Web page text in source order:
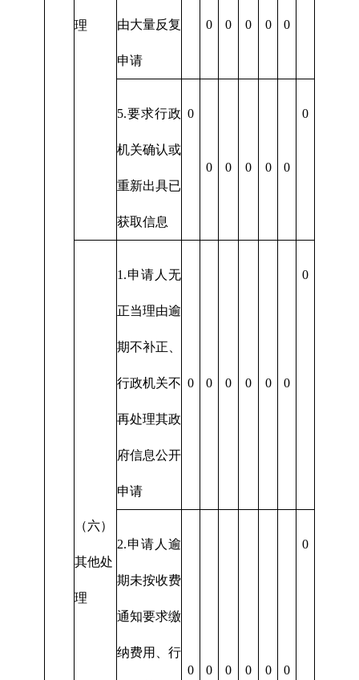
理 由大量反复
申请
0 0 0 0 0
5.要求行政
机关确认或
重新出具已
获取信息
0
0 0 0 0 0
0
（六）
其他处
理
1.申请人无
正当理由逾
期不补正、
行政机关不
再处理其政
府信息公开
申请
0 0 0 0 0 0
0
2.申请人逾
期未按收费
通知要求缴
纳费用、行
0 0 0 0 0 0
0